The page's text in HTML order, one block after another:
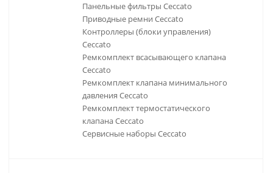
Панельные фильтры Ceccato
Приводные ремни Ceccato
Контроллеры (блоки управления)
Ceccato
Ремкомплект всасывающего клапана
Ceccato
Ремкомплект клапана минимального
давления Ceccato
Ремкомплект термостатического
клапана Ceccato
Сервисные наборы Ceccato